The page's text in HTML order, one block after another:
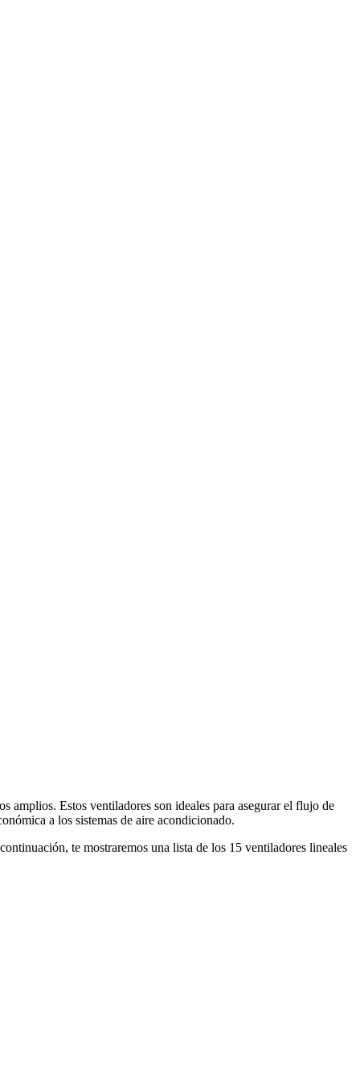
amplios. Estos ventiladores son ideales para asegurar el flujo de
a los sistemas de aire acondicionado.
te mostraremos una lista de los 15 ventiladores lineales